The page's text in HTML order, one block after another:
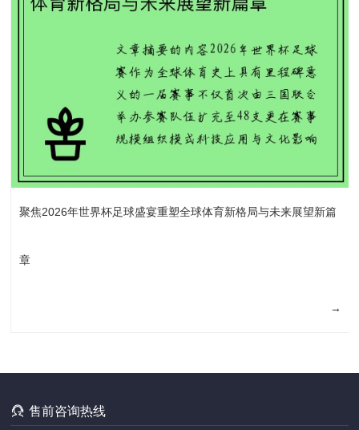
聚焦2026年世界杯足球盛宴重塑全球体育新格局与未来展望新篇
章
→
售前咨询热线